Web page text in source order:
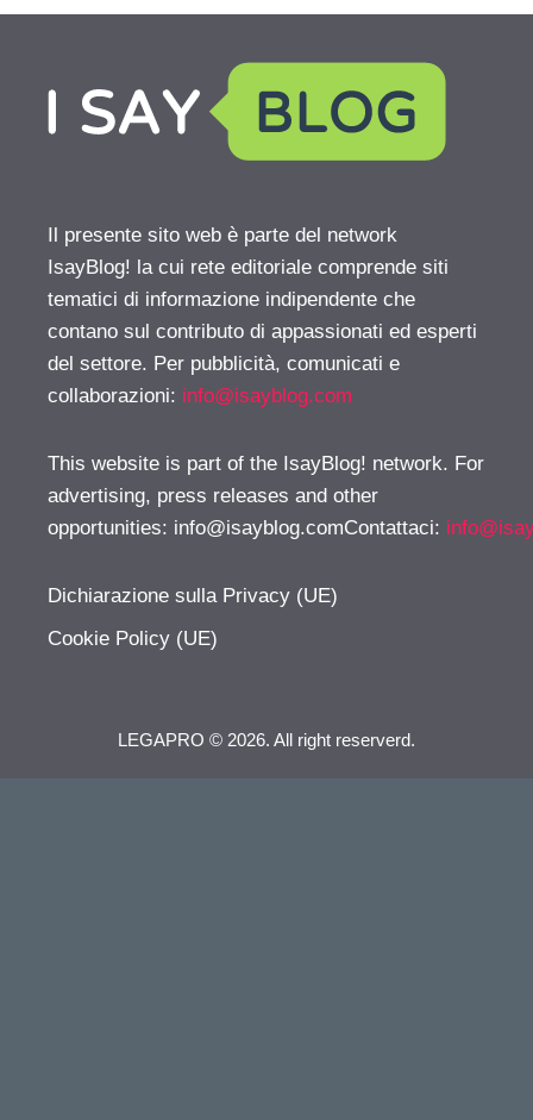
Il presente sito web è parte del network
IsayBlog! la cui rete editoriale comprende siti
tematici di informazione indipendente che
contano sul contributo di appassionati ed esperti
del settore. Per pubblicità, comunicati e
collaborazioni: info@isayblog.com
This website is part of the IsayBlog! network. For
advertising, press releases and other
opportunities: info@isayblog.comContattaci:
Dichiarazione sulla Privacy (UE)
Cookie Policy (UE)
LEGAPRO © 2026. All right reserverd.